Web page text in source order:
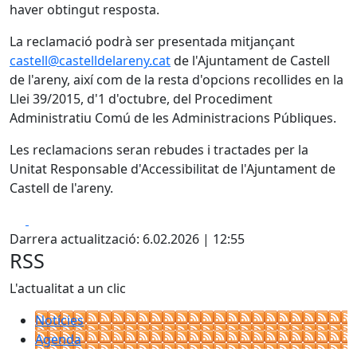
haver obtingut resposta.
La reclamació podrà ser presentada mitjançant
castell@castelldelareny.catde l'Ajuntament de Castell
de l'areny, així com de la resta d'opcions recollides en la
Llei 39/2015, d'1 d'octubre, del Procediment
Administratiu Comú de les Administracions Públiques.
Les reclamacions seran rebudes i tractades per la
Unitat Responsable d'Accessibilitat de l'Ajuntament de
Castell de l'areny.
Darrera actualització: 6.02.2026 | 12:55
RSS
L'actualitat a un clic
Notícies
Agenda